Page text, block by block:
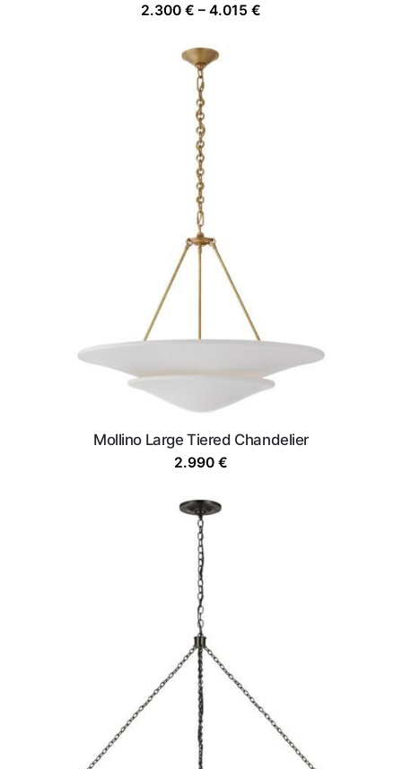
2.300 € – 4.015 €
Mollino Large Tiered Chandelier
2.990 €